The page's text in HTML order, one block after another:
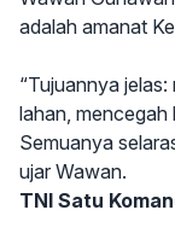
adalah amanat
“Tujuannya
lahan, mencegah
Semuanya
ujar Wawan.
TNI Satu